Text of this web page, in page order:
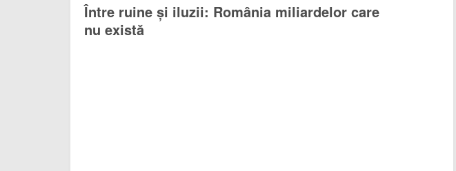
Între ruine și iluzii: România miliardelor care
nu există